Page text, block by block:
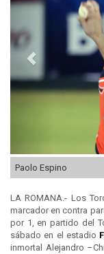
Paolo Espino
LA ROMANA.- Los
marcador en contra
por 1, en partido del
sábado en el estadio
inmortal Alejandro